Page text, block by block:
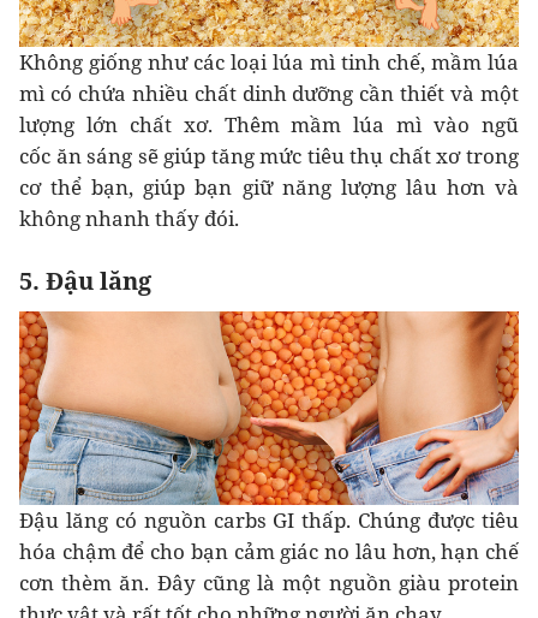
Không giống như các loại lúa mì tinh chế, mầm lúa
mì có chứa nhiều chất dinh dưỡng cần thiết và một
lượng lớn chất xơ. Thêm mầm lúa mì vào ngũ
cốc ăn sáng sẽ giúp tăng mức tiêu thụ chất xơ trong
cơ thể bạn, giúp bạn giữ năng lượng lâu hơn và
không nhanh thấy đói.
5. Đậu lăng
Đậu lăng có nguồn carbs GI thấp. Chúng được tiêu
hóa chậm để cho bạn cảm giác no lâu hơn, hạn chế
cơn thèm ăn. Đây cũng là một nguồn giàu protein